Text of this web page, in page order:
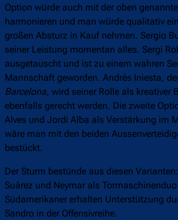
Option würde auch mit der oben
harmonieren und man würde qualitativ
großen Absturz in Kauf nehmen. Sergio
seiner Leistung momentan alles. Sergi
ausgetauscht und ist zu einem wahren
Mannschaft geworden. Andrés Iniesta,
Barcelona, wird seiner Rolle als kreativer
ebenfalls gerecht werden. Die zweite
Alves und Jordi Alba als Verstärkung im
wäre man mit den beiden
bestückt.
Der Sturm bestünde aus diesen
Suárez und Neymar als
Südamerikaner erhalten Unterstützung
Sandro in der Offensivreihe.